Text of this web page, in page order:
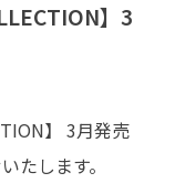
】3
】 3月発売
たします。